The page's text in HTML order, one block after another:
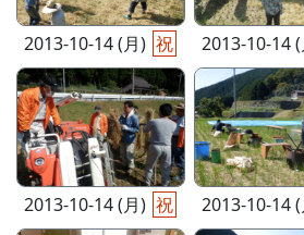
2013-10-14 (月) 祝 2013-10-14
2013-10-14 (月) 祝 2013-10-14